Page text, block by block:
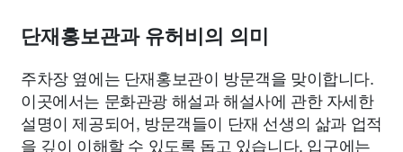
단재홍보관과 유허비의 의미
주차장 옆에는 단재홍보관이 방문객을 맞이합니다.
이곳에서는 문화관광 해설과 해설사에 관한 자세한
설명이 제공되어, 방문객들이 단재 선생의 삶과 업적
을 깊이 이해할 수 있도록 돕고 있습니다. 입구에는